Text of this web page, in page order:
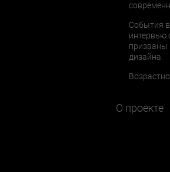
События в
интервью
призваны
дизайна.
О проекте